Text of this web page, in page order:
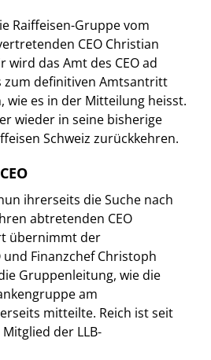
Raiffeisen-Gruppe vom
CEO Christian
wird das Amt des CEO ad
zum definitiven Amtsantritt
wie es in der Mitteilung heisst.
wieder in seine bisherige
Schweiz zurückkehren.
ihrerseits die Suche nach
abtretenden CEO
übernimmt der
Finanzchef Christoph
Gruppenleitung, wie die
am
mitteilte. Reich ist seit
der LLB-